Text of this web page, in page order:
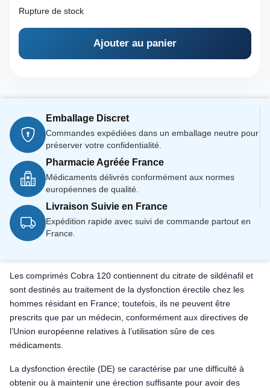
Rupture de stock
Ajouter au panier
Emballage Discret
Commandes expédiées dans un emballage neutre pour
préserver votre confidentialité.
Pharmacie Agréée France
Médicaments délivrés conformément aux normes
européennes de qualité.
Livraison Suivie en France
Expédition rapide avec suivi de commande partout en
France.
Les comprimés Cobra 120 contiennent du citrate de sildénafil et
sont destinés au traitement de la dysfonction érectile chez les
hommes résidant en France; toutefois, ils ne peuvent être
prescrits que par un médecin, conformément aux directives de
l’Union européenne relatives à l’utilisation sûre de ces
médicaments.
La dysfonction érectile (DE) se caractérise par une difficulté à
obtenir ou à maintenir une érection suffisante pour avoir des